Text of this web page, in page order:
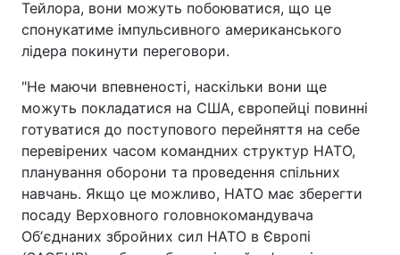
Тейлора, вони можуть побоюватися, що це
спонукатиме імпульсивного американського
лідера покинути переговори.
"Не маючи впевненості, наскільки вони ще
можуть покладатися на США, європейці повинні
готуватися до поступового перейняття на себе
перевірених часом командних структур НАТО,
планування оборони та проведення спільних
навчань. Якщо це можливо, НАТО має зберегти
посаду Верховного головнокомандувача
Обʼєднаних збройних сил НАТО в Європі